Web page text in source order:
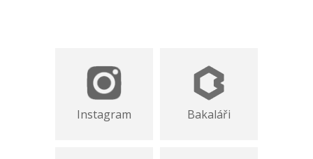
Instagram Bakaláři